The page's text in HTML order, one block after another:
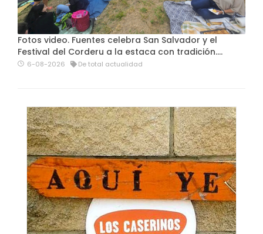
Fotos video. Fuentes celebra San Salvador y el
Festival del Corderu a la estaca con tradición....
6-08-2026 De total actualidad